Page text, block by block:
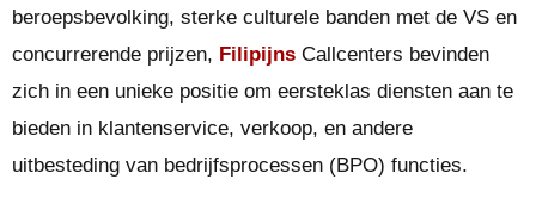
beroepsbevolking, sterke culturele banden met de VS en
concurrerende prijzen, Filipijns Callcenters bevinden
zich in een unieke positie om eersteklas diensten aan te
bieden in klantenservice, verkoop, en andere
uitbesteding van bedrijfsprocessen (BPO) functies.